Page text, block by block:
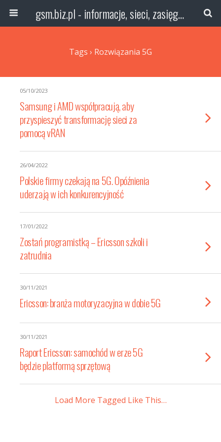
gsm.biz.pl - informacje, sieci, zasięg technologie
Tags › Rozwiązania 5G
05/10/2023
Samsung i AMD współpracują, aby
przyspieszyć transformację sieci za
pomocą vRAN
26/04/2022
Polskie firmy czekają na 5G. Opóźnienia
uderzają w ich konkurencyjność
17/01/2022
Zostań programistką – Ericsson szkoli i
zatrudnia
30/11/2021
Ericsson: branża motoryzacyjna w dobie 5G
30/11/2021
Raport Ericsson: samochód w erze 5G
będzie platformą sprzętową
Load More Tagged Like This…